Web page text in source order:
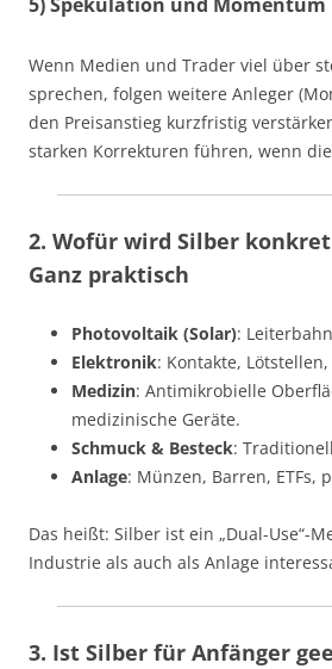
Wenn Medien und Trader viel über
sprechen, folgen weitere Anleger
den Preisanstieg kurzfristig
starken Korrekturen führen, wenn
2. Wofür wird Silber
Ganz praktisch
Photovoltaik (Solar):
Elektronik: Kontakte,
Medizin: Antimikrobielle
medizinische Geräte.
Schmuck & Besteck:
Anlage: Münzen, Barren, ETFs,
Das heißt: Silber ist ein „Dual-Use“-
Industrie als auch als Anlage
3. Ist Silber für Anfänger